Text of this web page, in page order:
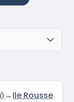
→Ile Rousse